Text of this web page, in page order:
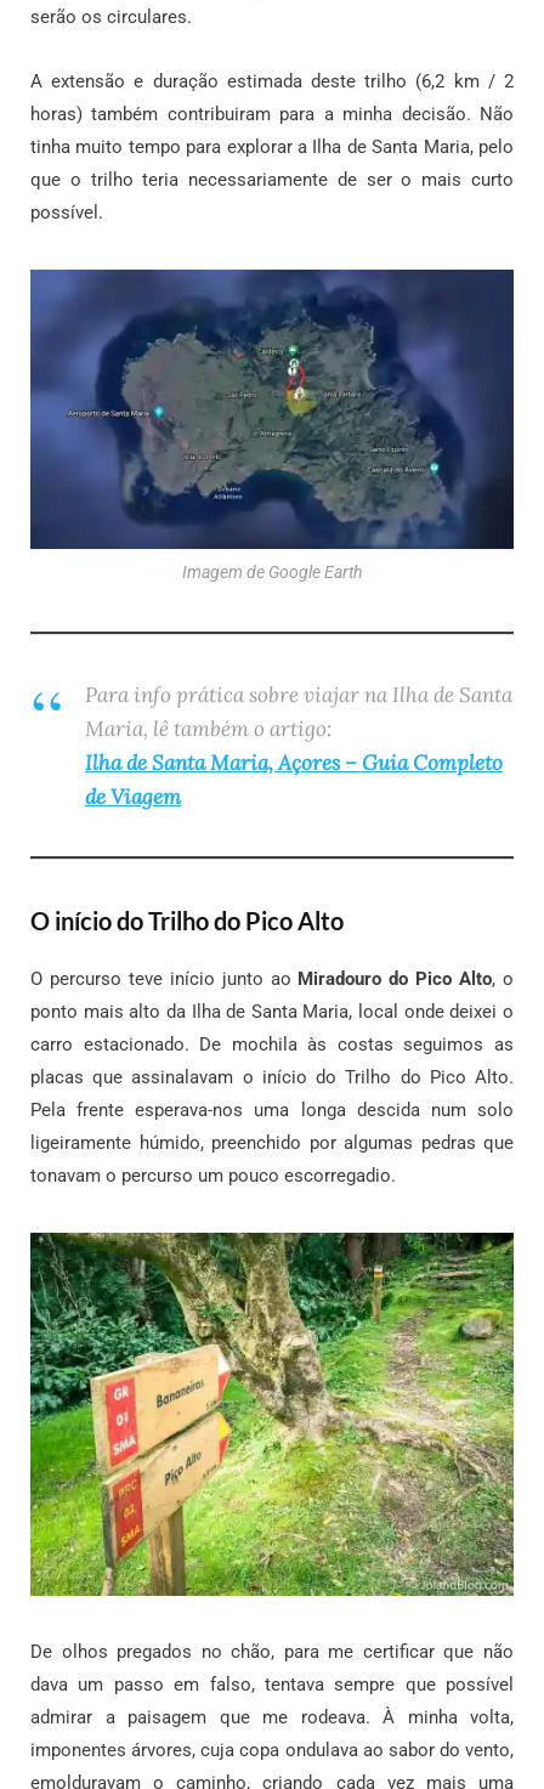
serão os circulares.
A extensão e duração estimada deste trilho (6,2 km / 2
horas) também contribuiram para a minha decisão. Não
tinha muito tempo para explorar a Ilha de Santa Maria, pelo
que o trilho teria necessariamente de ser o mais curto
possível.
Imagem de Google Earth
Para info prática sobre viajar na Ilha de Santa
Maria, lê também o artigo:
Ilha de Santa Maria, Açores – Guia Completo
de Viagem
O início do Trilho do Pico Alto
O percurso teve início junto ao Miradouro do Pico Alto, o
ponto mais alto da Ilha de Santa Maria, local onde deixei o
carro estacionado. De mochila às costas seguimos as
placas que assinalavam o início do Trilho do Pico Alto.
Pela frente esperava-nos uma longa descida num solo
ligeiramente húmido, preenchido por algumas pedras que
tonavam o percurso um pouco escorregadio.
De olhos pregados no chão, para me certificar que não
dava um passo em falso, tentava sempre que possível
admirar a paisagem que me rodeava. À minha volta,
imponentes árvores, cuja copa ondulava ao sabor do vento,
emolduravam o caminho, criando cada vez mais uma